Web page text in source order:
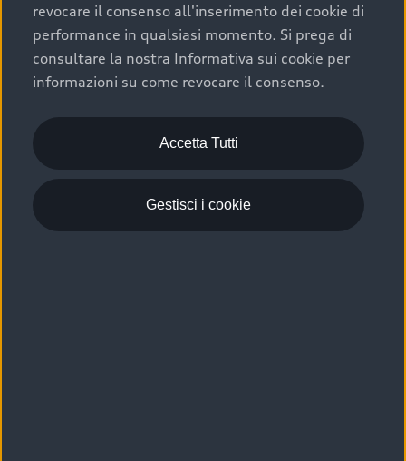
Acquistare un’auto usata in una Concessionaria ufficiale
Audi che offre l’usato garantito tramite Audi Prima
Scelta :plus, significa affidarsi ad un prodotto che viene
sottoposto a 110 controlli approfonditi e coperto da
garanzia fino a 4 anni per una maggiore tutela del tuo
acquisto.
revocare il consenso all'inserimento dei cookie di
performance in qualsiasi momento. Si prega di
consultare la nostra Informativa sui cookie per
informazioni su come revocare il consenso.
Accetta Tutti
Gestisci i cookie